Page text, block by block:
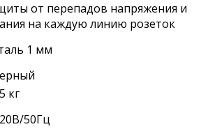
от перепадов напряжения и
на каждую линию розеток
1 мм
кг
50Гц